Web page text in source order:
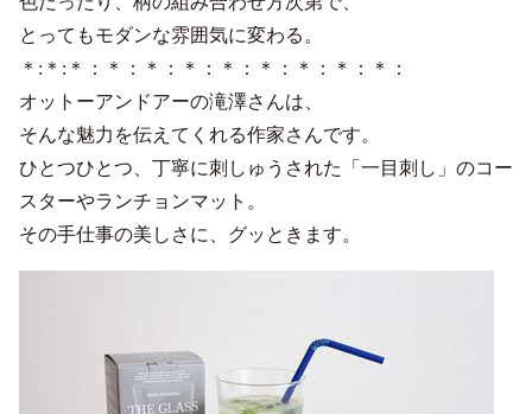
とってもモダンな雰囲気に変わる。
＊:＊:＊：＊：＊：＊：＊：＊：＊：＊：＊：
オットーアンドアーの滝澤さんは、
そんな魅力を伝えてくれる作家さんです。
ひとつひとつ、丁寧に刺しゅうされた「一目刺し」のコー
スターやランチョンマット。
その手仕事の美しさに、グッときます。